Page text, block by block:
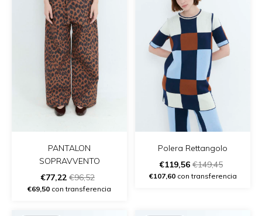
PANTALON
SOPRAVVENTO
€77,22 €96,52
€69,50 con transferencia
Polera Rettangolo
€119,56 €149,45
€107,60con transferencia